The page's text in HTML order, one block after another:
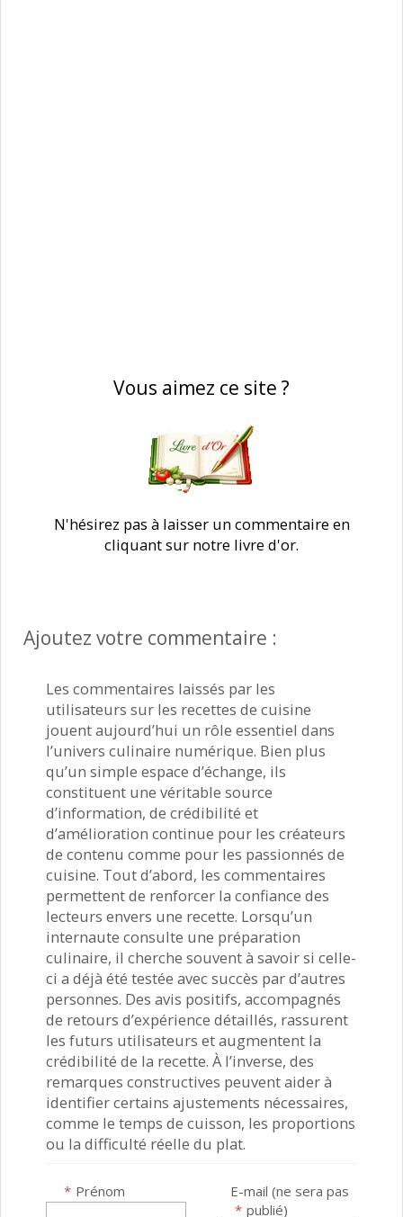
Vous aimez ce site ?
N'hésirez pas à laisser un commentaire en
cliquant sur notre livre d'or.
Ajoutez votre commentaire :
Les commentaires laissés par les
utilisateurs sur les recettes de cuisine
jouent aujourd’hui un rôle essentiel dans
l’univers culinaire numérique. Bien plus
qu’un simple espace d’échange, ils
constituent une véritable source
d’information, de crédibilité et
d’amélioration continue pour les créateurs
de contenu comme pour les passionnés de
cuisine. Tout d’abord, les commentaires
permettent de renforcer la confiance des
lecteurs envers une recette. Lorsqu’un
internaute consulte une préparation
culinaire, il cherche souvent à savoir si celle-
ci a déjà été testée avec succès par d’autres
personnes. Des avis positifs, accompagnés
de retours d’expérience détaillés, rassurent
les futurs utilisateurs et augmentent la
crédibilité de la recette. À l’inverse, des
remarques constructives peuvent aider à
identifier certains ajustements nécessaires,
comme le temps de cuisson, les proportions
ou la difficulté réelle du plat.
Prénom
*
E-mail (ne sera pas
publié)
*